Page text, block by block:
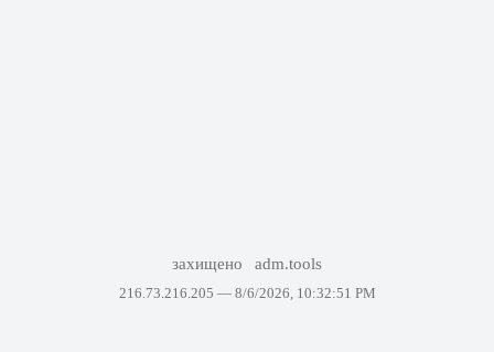
захищено adm.tools
216.73.216.205 — 8/6/2026, 10:32:51 PM